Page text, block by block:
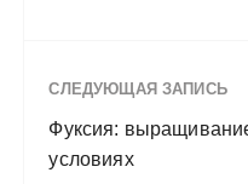
СЛЕДУЮЩАЯ ЗАПИСЬ
Фуксия:
условиях